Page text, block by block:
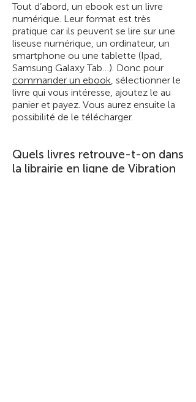
Tout d’abord, un ebook est un livre
numérique. Leur format est très
pratique car ils peuvent se lire sur une
liseuse numérique, un ordinateur, un
smartphone ou une tablette (Ipad,
Samsung Galaxy Tab…). Donc pour
commander un ebook, sélectionner le
livre qui vous intéresse, ajoutez le au
panier et payez. Vous aurez ensuite la
possibilité de le télécharger.
Quels livres retrouve-t-on dans
la librairie en ligne de Vibration